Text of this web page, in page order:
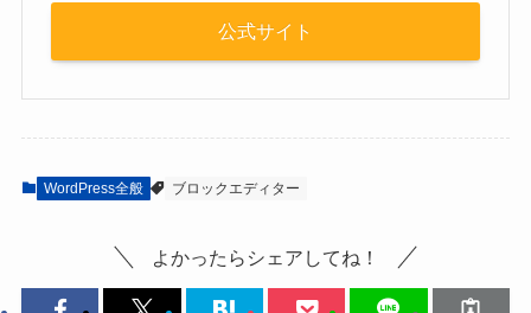
公式サイト
WordPress全般 ブロックエディター
よかったらシェアしてね！